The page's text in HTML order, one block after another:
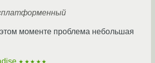
моменте проблема небольшая